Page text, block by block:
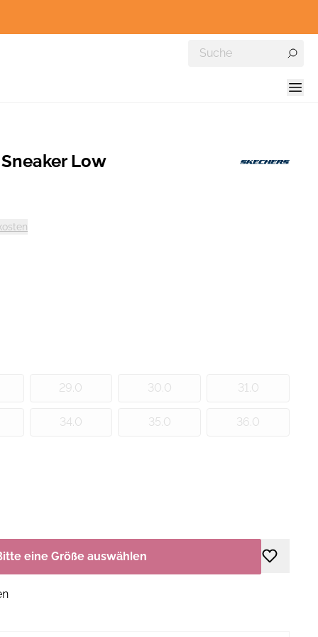
Sneaker Low
29.0 30.0 31.0
34.0 35.0 36.0
eine Größe auswählen